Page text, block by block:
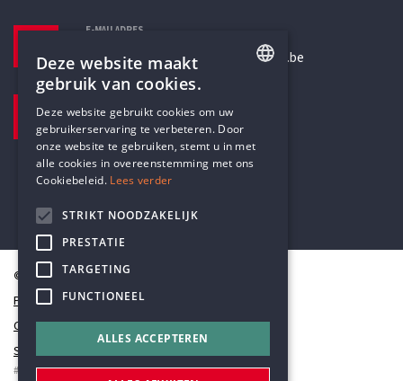
E-MAILADRES
secretariaat@humanistischverbond.be
Pottenbrug 4
Antwerpen, 2000
© Humanistisch Verbond 2026
Privacy
Cookiestatement
Sitemap
#codedwithlove byCodelines
DUTCH
Deze website maakt
gebruik van cookies.
Deze website gebruikt cookies om uw
gebruikerservaring te verbeteren. Door
onze website te gebruiken, stemt u in met
alle cookies in overeenstemming met ons
Cookiebeleid. Lees verder
STRIKT NOODZAKELIJK
PRESTATIE
TARGETING
FUNCTIONEEL
ALLES ACCEPTEREN